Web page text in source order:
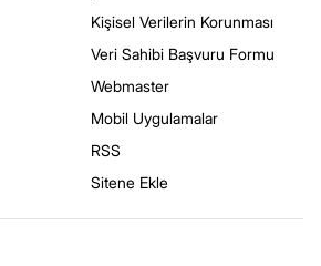
Kişisel Verilerin Korunması
Veri Sahibi Başvuru Formu
Webmaster
Mobil Uygulamalar
RSS
Sitene Ekle